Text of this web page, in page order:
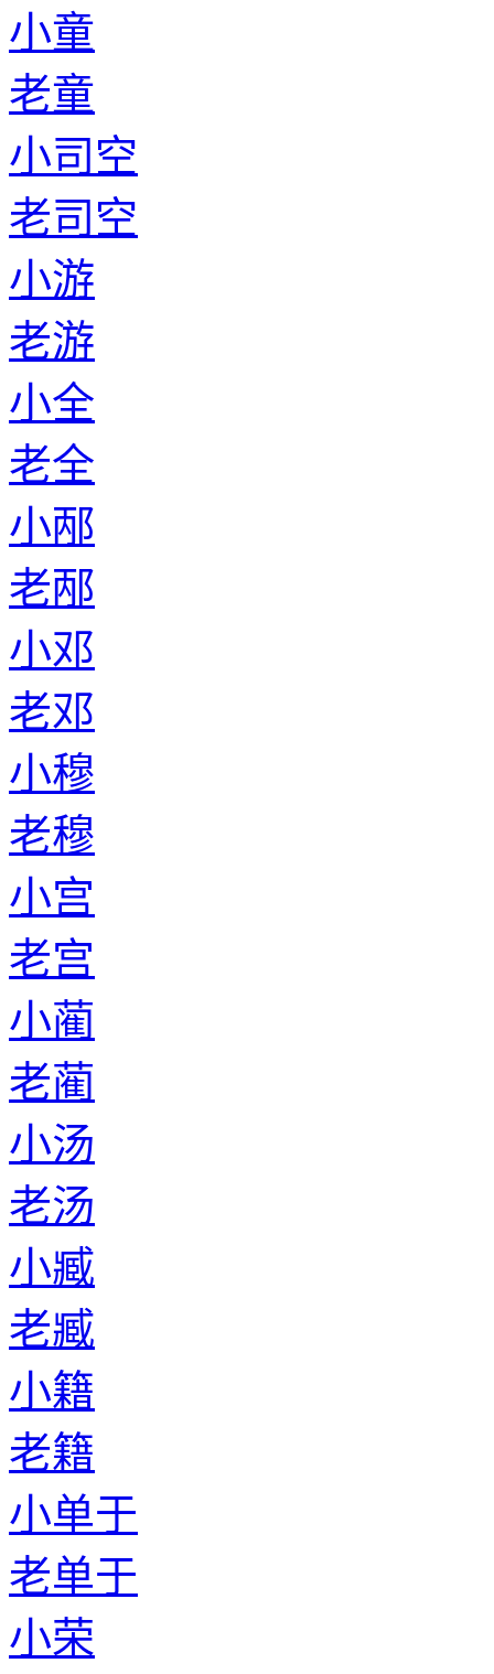
小童
老童
小司空
老司空
小游
老游
小全
老全
小邴
老邴
小邓
老邓
小穆
老穆
小宫
老宫
小蔺
老蔺
小汤
老汤
小臧
老臧
小籍
老籍
小单于
老单于
小荣